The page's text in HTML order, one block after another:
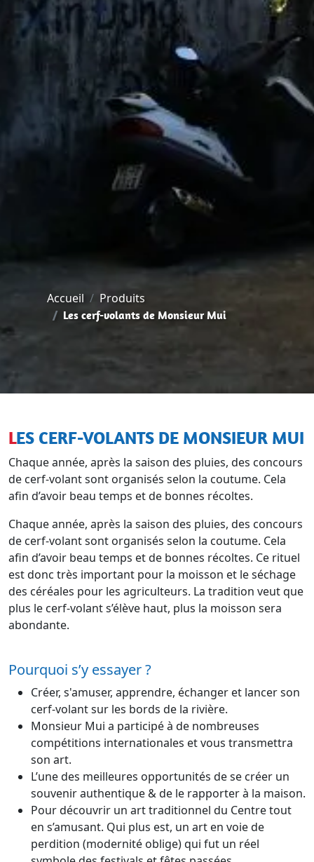
Accueil Produits
Les cerf-volants de Monsieur Mui
LES CERF-VOLANTS DE MONSIEUR MUI
Chaque année, après la saison des pluies, des concours
de cerf-volant sont organisés selon la coutume. Cela
afin d’avoir beau temps et de bonnes récoltes.
Chaque année, après la saison des pluies, des concours
de cerf-volant sont organisés selon la coutume. Cela
afin d’avoir beau temps et de bonnes récoltes. Ce rituel
est donc très important pour la moisson et le séchage
des céréales pour les agriculteurs. La tradition veut que
plus le cerf-volant s’élève haut, plus la moisson sera
abondante.
Pourquoi s’y essayer ?
Créer, s'amuser, apprendre, échanger et lancer son
cerf-volant sur les bords de la rivière.
Monsieur Mui a participé à de nombreuses
compétitions internationales et vous transmettra
son art.
L’une des meilleures opportunités de se créer un
souvenir authentique & de le rapporter à la maison.
Pour découvrir un art traditionnel du Centre tout
en s’amusant. Qui plus est, un art en voie de
perdition (modernité oblige) qui fut un réel